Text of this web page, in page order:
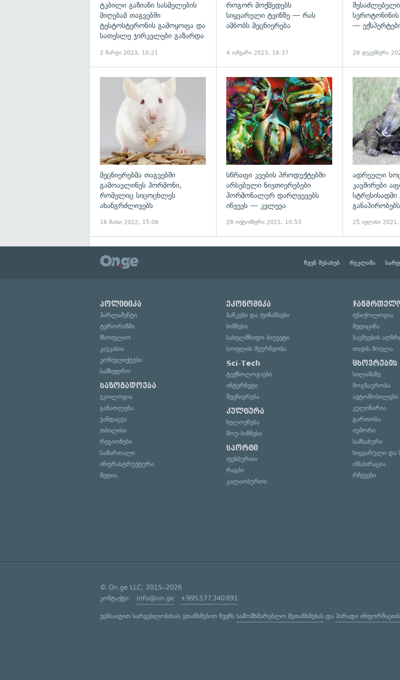
ტკბილი გაზიანი სასმელების
მიღებამ თაგვებში
ტესტოსტერონის გამოყოფა და
სათესლე ჯირკვლები გაზარდა
2 მარტი 2023, 10:21
როგორ მოქმედებს
სიყვარული ტვინზე — რას
ამბობს მეცნიერება
4 იანვარი 2023, 16:37
—
28 დეკემბერი
გადახედვა
მეცნიერებმა თაგვებში
გამოავლინეს ჰორმონი,
რომელიც სიცოცხლეს
ახანგრძლივებს
16 მაისი 2022, 15:06
გადახედვა
სწრაფი კვების პროდუქტებში
არსებული ნივთიერებები
ჰორმონალურ დარღვევებს
იწვევს — კვლევა
28 ოქტომბერი 2021, 10:53
ადრეული
კავშირები
25 ივლისი
ჩვენ შესახებ რეკლამა
პოლიტიკა
პარლამენტი
ტერორიზმი
მსოფლიო
კავკასია
კონფლიქტები
სამხედრო
საზოგადოება
ეკოლოგია
განათლება
ჯანდაცვა
თბილისი
რეგიონები
სამართალი
ინფრასტრუქტურა
მედია
ეკონომიკა
ბანკები და ფინანსები
ბიზნესი
სახელმწიფო ბიუჯეტი
სოფლის მეურნეობა
Sci-Tech
ტექნოლოგიები
ინტერნეტი
მეცნიერება
კულტურა
ხელოვნება
შოუ-ბიზნესი
სპორტი
ფეხბურთი
რაგბი
კალათბურთი
ფსიქოლოგია
მედიცინა
ბავშვების
თავის მოვლა
ცხოვრების
სილამაზე
მოგზაურობა
ავტომობილები
კულინარია
გართობა
იუმორი
სამსახური
სიყვარული და
ინსპირაცია
რჩევები
© On.ge LLC, 2015–2026
კონტაქტი: info@on.ge +995 577 340 891
ვებსაიტით სარგებლობისას ეთანხმებით ჩვენს სამომხმარებლო შეთანხმებას და პირადი